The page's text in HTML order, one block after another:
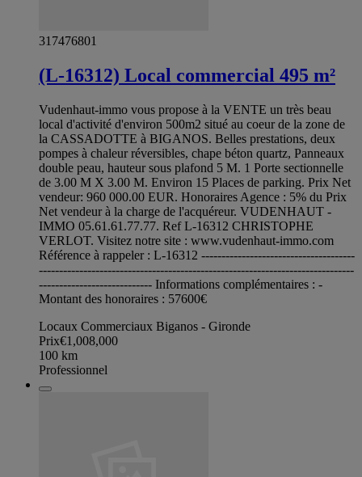
317476801
(L-16312) Local commercial 495 m²
Vudenhaut-immo vous propose à la VENTE un très beau
local d'activité d'environ 500m2 situé au coeur de la zone de
la CASSADOTTE à BIGANOS. Belles prestations, deux
pompes à chaleur réversibles, chape béton quartz, Panneaux
double peau, hauteur sous plafond 5 M. 1 Porte sectionnelle
de 3.00 M X 3.00 M. Environ 15 Places de parking. Prix Net
vendeur: 960 000.00 EUR. Honoraires Agence : 5% du Prix
Net vendeur à la charge de l'acquéreur. VUDENHAUT -
IMMO 05.61.61.77.77. Ref L-16312 CHRISTOPHE
VERLOT. Visitez notre site : www.vudenhaut-immo.com
Référence à rappeler : L-16312 --------------------------------------
------------------------------------------------------------------------------
---------------------------- Informations complémentaires : -
Montant des honoraires : 57600€
Locaux Commerciaux Biganos - Gironde
Prix€1,008,000
100 km
Professionnel